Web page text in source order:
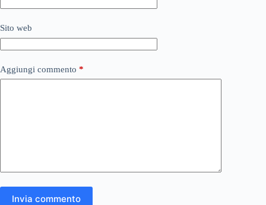
Sito web
Aggiungi commento *
Invia commento